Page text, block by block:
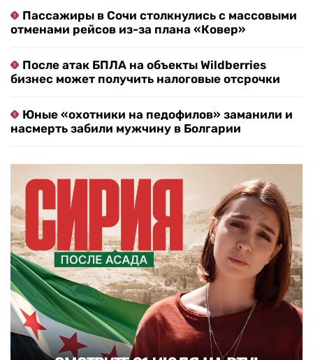
Пассажиры в Сочи столкнулись с массовыми
отменами рейсов из-за плана «Ковер»
После атак БПЛА на объекты Wildberries
бизнес может получить налоговые отсрочки
Юные «охотники на педофилов» заманили и
насмерть забили мужчину в Болгарии